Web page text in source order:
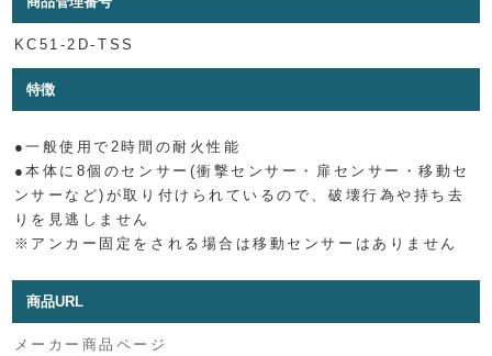
KC51-2D-TSS
特徴
●一般使用で2時間の耐火性能
●本体に8個のセンサー(衝撃センサー・扉センサー・移動セ
ンサーなど)が取り付けられているので、破壊行為や持ち去
りを見逃しません
※アンカー固定をされる場合は移動センサーはありません
商品URL
メーカー商品ページ